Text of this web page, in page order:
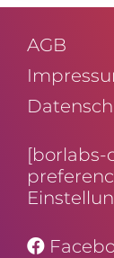
AGB
[borlabs-